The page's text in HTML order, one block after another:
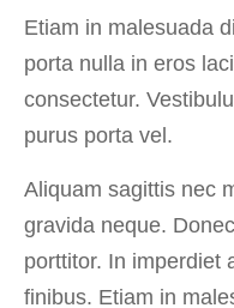
Etiam in malesuada
porta nulla in eros
consectetur.
purus porta vel.
Aliquam sagittis nec
gravida neque.
porttitor. In imperdiet
finibus. Etiam in